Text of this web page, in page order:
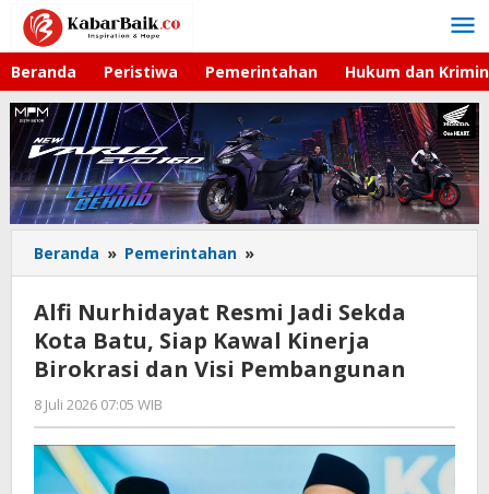
Lewati
konten
Beranda Peristiwa Pemerintahan Hukum dan
Beranda » Pemerintahan »
Nurhidayat
Resmi
Jadi
Sekda
Kota
Birokrasi
Alfi Nurhidayat Resmi Jadi Sekda
Kota Batu, Siap Kawal Kinerja
Birokrasi dan Visi Pembangunan
8 Juli 2026 07:05 WIB
Imam
WD